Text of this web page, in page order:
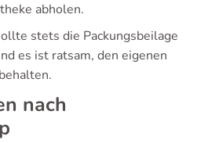
abholen.
stets die Packungsbeilage
es ist ratsam, den eigenen
nach